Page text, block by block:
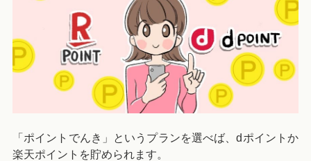
「ポイントでんき」というプランを選べば、dポイントか
楽天ポイントを貯められます。